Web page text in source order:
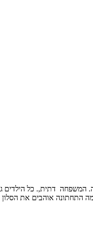
בית פרטי במושב, 3 קומות כבן 25
התחתונה אוהבים את